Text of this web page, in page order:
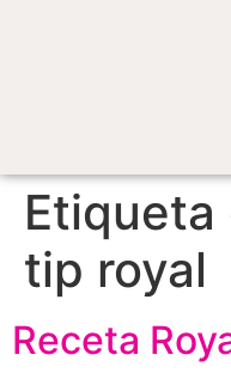
Etiqueta
tip royal
Receta